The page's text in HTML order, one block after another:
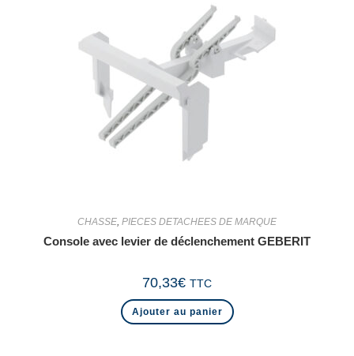
CHASSE PIECES DETACHEES DE MARQUE
Console avec levier de déclenchement GEBERIT
70,33€ TTC
Ajouter au panier